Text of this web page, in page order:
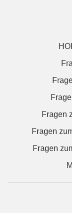
Fragen
Fragen
Fragen